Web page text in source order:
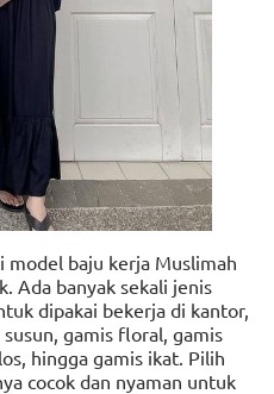
model baju kerja Muslimah
Ada banyak sekali jenis
dipakai bekerja di kantor,
gamis floral, gamis
hingga gamis ikat. Pilih
cocok dan nyaman untuk